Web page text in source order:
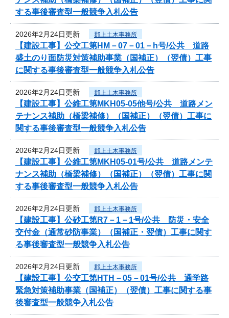
する事後審査型一般競争入札公告
2026年2月24日更新 郡上土木事務所
【建設工事】公交工第HM－07－01－h号/公共 道路
盛土のり面防災対策補助事業（国補正）（翌債）工事
に関する事後審査型一般競争入札公告
2026年2月24日更新 郡上土木事務所
【建設工事】公維工第MKH05-05他号/公共 道路メン
テナンス補助（橋梁補修）（国補正）（翌債）工事に
関する事後審査型一般競争入札公告
2026年2月24日更新 郡上土木事務所
【建設工事】公維工第MKH05-01号/公共 道路メンテ
ナンス補助（橋梁補修）（国補正）（翌債）工事に関
する事後審査型一般競争入札公告
2026年2月24日更新 郡上土木事務所
【建設工事】公砂工第R7－1－1号/公共 防災・安全
交付金（通常砂防事業）（国補正・翌債）工事に関す
る事後審査型一般競争入札公告
2026年2月24日更新 郡上土木事務所
【建設工事】公交工第HTH－05－01号/公共 通学路
緊急対策補助事業（国補正）（翌債）工事に関する事
後審査型一般競争入札公告